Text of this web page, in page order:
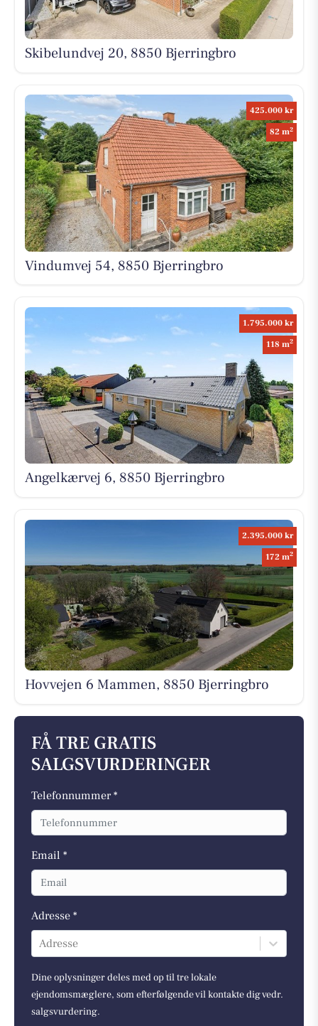
Skibelundvej 20, 8850 Bjerringbro
425.000 kr
82 m2
Vindumvej 54, 8850 Bjerringbro
1.795.000 kr
118 m2
Angelkærvej 6, 8850 Bjerringbro
2.395.000 kr
172 m2
Hovvejen 6 Mammen, 8850 Bjerringbro
FÅ TRE GRATIS
SALGSVURDERINGER
Telefonnummer *
Email *
Adresse *
Adresse
Dine oplysninger deles med op til tre lokale
ejendomsmæglere, som efterfølgende vil kontakte dig vedr.
salgsvurdering.